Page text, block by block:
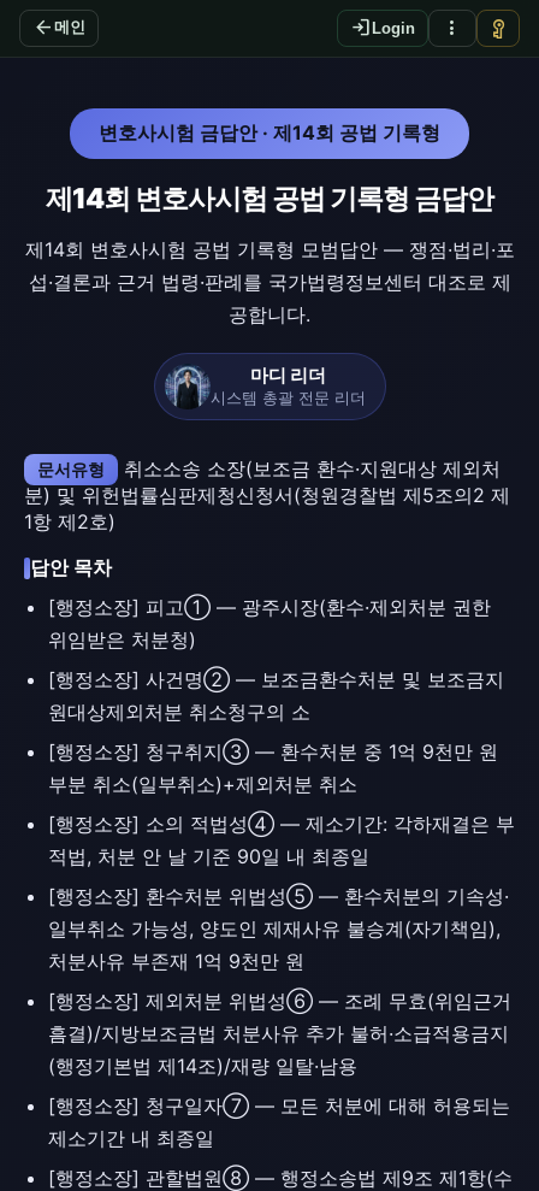
arrow_back 메인 login Login more_vert vpn_key
변호사시험 금답안 · 제14회 공법 기록형
제14회 변호사시험 공법 기록형 금답안
제14회 변호사시험 공법 기록형 모범답안 — 쟁점·법리·포
섭·결론과 근거 법령·판례를 국가법령정보센터 대조로 제
공합니다.
마디 리더
시스템 총괄 전문 리더
문서유형
취소소송 소장(보조금 환수·지원대상 제외처
분) 및 위헌법률심판제청신청서(청원경찰법 제5조의2 제
1항 제2호)
답안 목차
[행정소장] 피고① — 광주시장(환수·제외처분 권한
위임받은 처분청)
[행정소장] 사건명② — 보조금환수처분 및 보조금지
원대상제외처분 취소청구의 소
[행정소장] 청구취지③ — 환수처분 중 1억 9천만 원
부분 취소(일부취소)+제외처분 취소
[행정소장] 소의 적법성④ — 제소기간: 각하재결은 부
적법, 처분 안 날 기준 90일 내 최종일
[행정소장] 환수처분 위법성⑤ — 환수처분의 기속성·
일부취소 가능성, 양도인 제재사유 불승계(자기책임),
처분사유 부존재 1억 9천만 원
[행정소장] 제외처분 위법성⑥ — 조례 무효(위임근거
흠결)/지방보조금법 처분사유 추가 불허·소급적용금지
(행정기본법 제14조)/재량 일탈·남용
[행정소장] 청구일자⑦ — 모든 처분에 대해 허용되는
제소기간 내 최종일
[행정소장] 관할법원⑧ — 행정소송법 제9조 제1항(수